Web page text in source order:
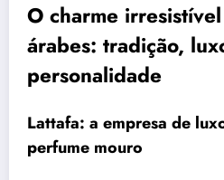
O charme
árabes: tradição,
personalidade
Lattafa: a empresa de
perfume mouro